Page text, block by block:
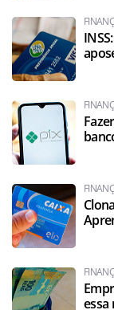
essa